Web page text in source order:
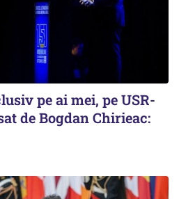
pe ai mei, pe USR-
de Bogdan Chirieac: